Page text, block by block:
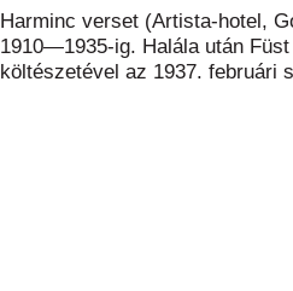
Harminc verset (Artista-hotel,
1910—1935-ig. Halála után
költészetével az 1937. februári